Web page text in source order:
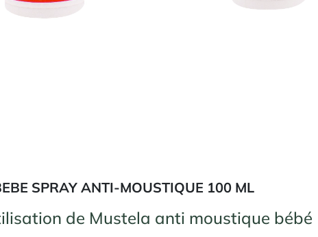
SPRAY ANTI-MOUSTIQUE 100 ML
de Mustela anti moustique bébé